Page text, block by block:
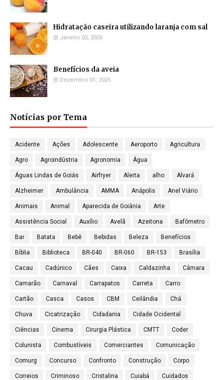
Hidratação caseira utilizando laranja com sal
Janeiro 02, 2026
Benefícios da aveia
Dezembro 01, 2025
Notícias por Tema
Acidente Ações Adolescente Aeroporto Agricultura
Agro Agroindústria Agronomia Água
Águas Lindas de Goiás Airfryer Alerta alho Alvará
Alzheimer Ambulância AMMA Anápolis Anel Viário
Animais Animal Aparecida de Goiânia Arte
Assistência Social Auxílio Avelã Azeitona Bafômetro
Bar Batata Bebê Bebidas Beleza Benefícios
Bíblia Biblioteca BR-040 BR-060 BR-153 Brasília
Cacau Cadúnico Cães Caixa Caldazinha Câmara
Camarão Carnaval Carrapatos Carreta Carro
Cartão Casca Casos CBM Ceilândia Chá
Chuva Cicatrização Cidadania Cidade Ocidental
Ciências Cinema Cirurgia Plástica CMTT Coder
Colunista Combustíveis Comerciantes Comunicação
Comurg Concurso Confronto Construção Corpo
Correios Criminoso Cristalina Cuiabá Cuidados